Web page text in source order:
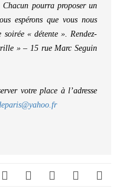
pourra proposer un
espérons que vous nous
soirée « détente ». Rendez-
» – 15 rue Marc Seguin
votre place à l’adresse